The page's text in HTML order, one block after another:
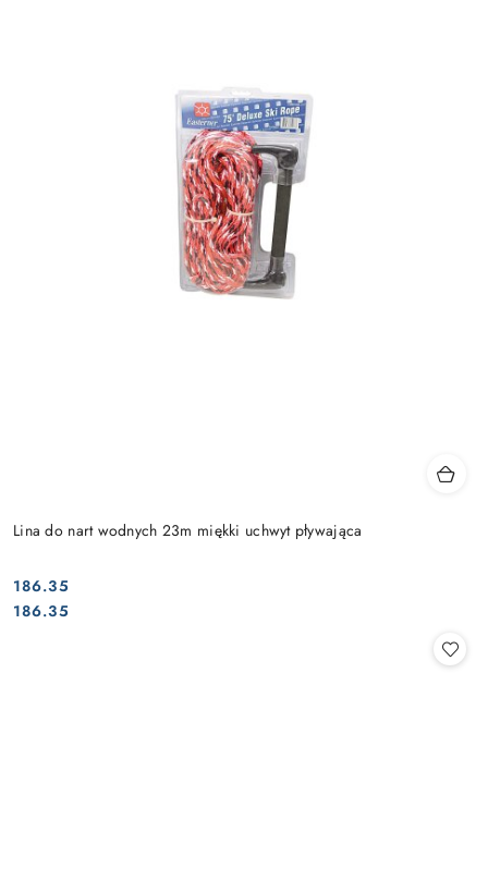
Lina do nart wodnych 23m miękki uchwyt pływająca
Cena:
186.35
Cena:
186.35